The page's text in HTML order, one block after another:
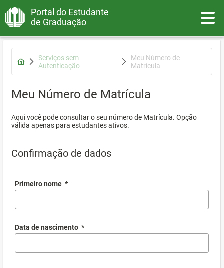
Portal do Estudante
de Graduação
Serviços sem
Autenticação
Meu Número de
Matrícula
Meu Número de Matrícula
Aqui você pode consultar o seu número de Matrícula. Opção
válida apenas para estudantes ativos.
Confirmação de dados
Primeiro nome *
Data de nascimento *